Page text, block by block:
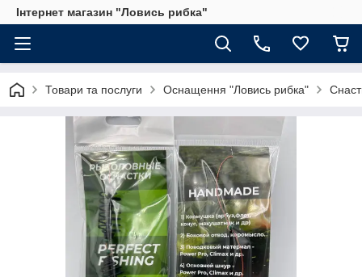
Інтернет магазин "Ловись рибка"
Товари та послуги Оснащення "Ловись рибка"